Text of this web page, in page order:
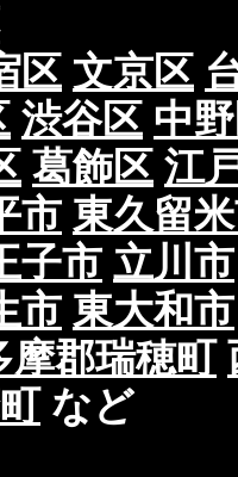
区 文京区
渋谷区 中
葛飾区 江
市 東久留
子市 立川市
市 東大和市
摩郡瑞穂町
など